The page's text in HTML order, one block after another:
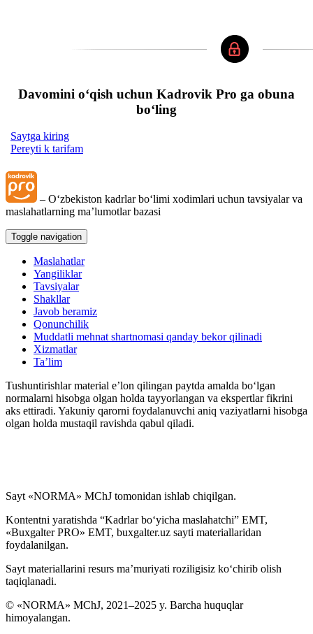
Davomini oʻqish uchun Kadrovik Pro ga obuna
boʻling
Saytga kiring
Pereyti k tarifam
– Oʻzbekiston kadrlar boʻlimi хodimlari uchun tavsiyalar va
maslahatlarning ma’lumotlar bazasi
Toggle navigation
Maslahatlar
Yangiliklar
Tavsiyalar
Shakllar
Javob beramiz
Qonunchilik
Muddatli mehnat shartnomasi qanday bekor qilinadi
Xizmatlar
Ta’lim
Tushuntirishlar material e’lon qilingan paytda amalda boʻlgan
normalarni hisobga olgan holda tayyorlangan va ekspertlar fikrini
aks ettiradi. Yakuniy qarorni foydalanuvchi aniq vaziyatlarni hisobga
olgan holda mustaqil ravishda qabul qiladi.
Sayt «NORMA» MChJ tomonidan ishlab chiqilgan.
Kontentni yaratishda “Kadrlar boʻyicha maslahatchi” EMT,
«Buxgalter PRO» EMT, buxgalter.uz sayti materiallaridan
foydalanilgan.
Sayt materiallarini resurs ma’muriyati roziligisiz koʻchirib olish
taqiqlanadi.
© «NORMA» MChJ, 2021–2025 y. Barcha huquqlar
himoyalangan.